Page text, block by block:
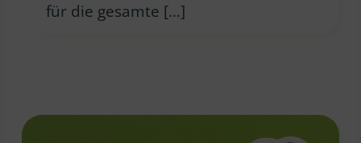
für die gesamte […]